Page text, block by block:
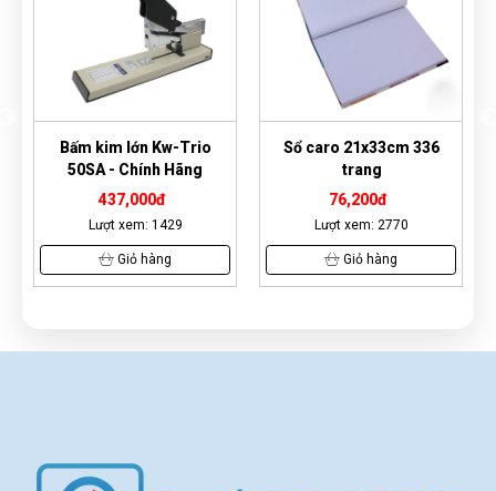
Bấm kim lớn Kw-Trio
50SA - Chính Hãng
437,000đ
Lượt xem: 1429
Giỏ hàng
Sổ caro 21x33cm 336
trang
76,200đ
Lượt xem: 2770
Giỏ hàng